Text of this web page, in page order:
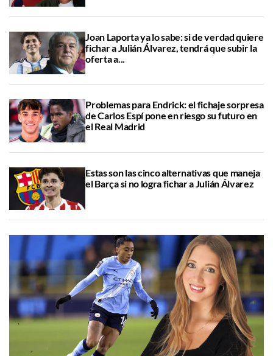
Joan Laporta ya lo sabe: si de verdad quiere
fichar a Julián Álvarez, tendrá que subir la
oferta a...
Problemas para Endrick: el fichaje sorpresa
de Carlos Espí pone en riesgo su futuro en
el Real Madrid
Estas son las cinco alternativas que maneja
el Barça si no logra fichar a Julián Álvarez